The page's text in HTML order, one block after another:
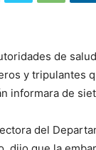
de
y tripulantes
informara de
del